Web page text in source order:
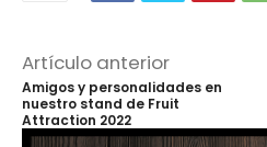
Artículo anterior
Amigos y personalidades en
nuestro stand de Fruit
Attraction 2022